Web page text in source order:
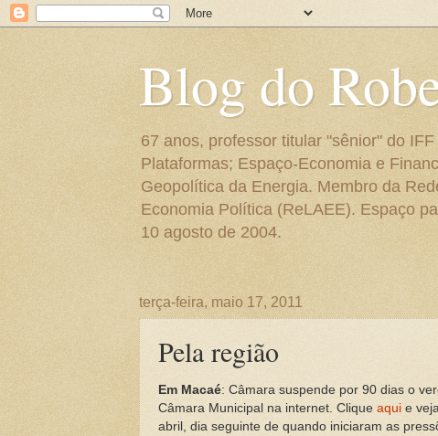
Blog do
67 anos, professor titular "sênior" do
Plataformas; Espaço-Economia e
Geopolítica da Energia. Membro da
Economia Política (ReLAEE). Espaço
10 agosto de 2004.
terça-feira, maio 17, 2011
Pela região
Em Macaé: Câmara suspende por 90 dias o
Câmara Municipal na internet. Clique aqui e
abril, dia seguinte de quando iniciaram as